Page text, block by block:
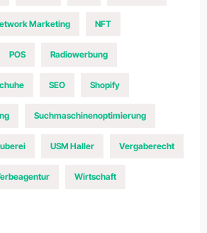
Marketing NFT
POS Radiowerbung
SEO Shopify
Suchmaschinenoptimierung
USM Haller Vergaberecht
Wirtschaft